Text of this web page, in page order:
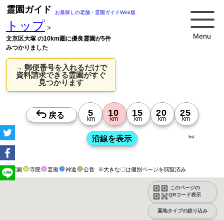
Menu
霊園ガイド お墓探しの老舗・霊園ガイドWeb版
トップ >
文京区大塚 の10km圏に優良霊園が5件
みつかりました
→ 郵便番号を入れるだけで
資料請求できる霊園がすぐ
見つかります
霊園 寺院 霊廟 神道 公営 ※大きな〇は個別ページを閲覧済み
このページの
QRコード表示
墓地タイプの絞り込み
list